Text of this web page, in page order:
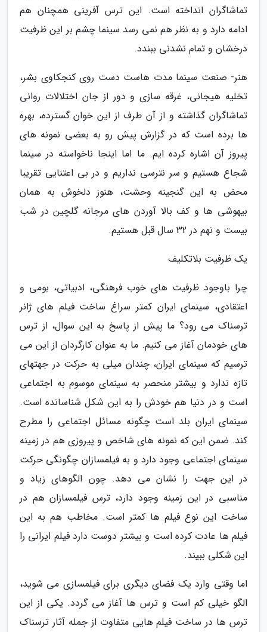
تماشاگران انداخته است. این ترس آفرینی همچنان هم
ادامه دارد و به نظر هم نمی رسد سینما چشم بر این ظرفیت
درخشان و تمام نشدنی ببندد.
هنر- صنعت سینما مدت هاست دست روی کنجکاوی بشر،
تخلیه هیجانی، غرقه سازی و دور از جان اختلالات روانی
تماشاگران گذاشته و از آن طرف از این خوان گسترده، بهره
ها برده است که در گزارش پیش رو به بعضی نمونه های
پیروز آن اشاره کرده ایم. ما اما اینجا ناخواسته در سینما
شجاع هستیم و سر نترسی نداریم و در بی اعتنایی تقریبا
محض به این گنجینه وحشت، هنوز دلخوش به همان
بیهوشی ها و کف بالا آوردن های مرجانه گلچین در شب
بیست و نهم در 32 سال قبل هستیم.
یک ظرفیت بلاتکلیف
چرا باوجود ظرفیت های خوب فرهنگی، ادبیاتی، بومی و
اعتقادی، سینمای ایران کمتر سراغ ساخت فیلم های ژانر
ترسناک می رود؟ ما پیش از پاسخ به این سوال، از ترس
های خودمان آغاز می کنیم. ما به عنوان کارگردان از این می
ترسیم که سینمای ایران، چندان میلی به حرکت در جهتهای
تازه ندارد و بیشتر منحصر به سینمای موسوم به اجتماعی
است و در دنیا هم خودش را به این شکل شناسانده است.
سینمای ایران بلد است چگونه مسائل اجتماعی را مطرح
کند. ضمن این که نمونه های شاخص و پیروزی هم در زمینه
سینمای اجتماعی وجود دارد و به فیلمسازان چگونگی حرکت
در این جهت را نشان می دهد. چون الگوهای زیاد و
مناسبی در این زمینه وجود دارد، ترس فیلمسازان هم در
ساخت این نوع فیلم ها کمتر است. مخاطب هم به این
فیلم ها عادت کرده است و بیشتر دوست دارد فیلم ایرانی را
این شکلی ببیند.
اما وقتی وارد یک فضای دیگری برای فیلمسازی می شوید،
الگو خیلی کم است و ترس ها آغاز می گردد. یکی از این
ترس ها در ساخت فیلم هایی متفاوت از جمله آثار ترسناک